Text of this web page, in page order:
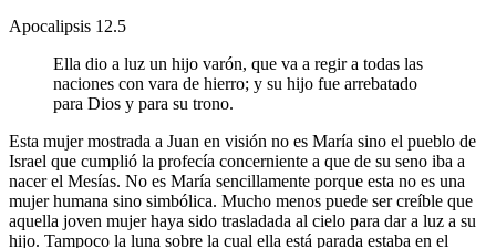
Apocalipsis 12.5
Ella dio a luz un hijo varón, que va a regir a todas las
naciones con vara de hierro; y su hijo fue arrebatado
para Dios y para su trono.
Esta mujer mostrada a Juan en visión no es María sino el pueblo de
Israel que cumplió la profecía concerniente a que de su seno iba a
nacer el Mesías. No es María sencillamente porque esta no es una
mujer humana sino simbólica. Mucho menos puede ser creíble que
aquella joven mujer haya sido trasladada al cielo para dar a luz a su
hijo. Tampoco la luna sobre la cual ella está parada estaba en el